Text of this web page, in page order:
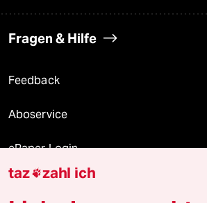
Fragen & Hilfe
Feedback
Aboservice
ePaper Login
Downloads für Abonnierende
taz zahl ich